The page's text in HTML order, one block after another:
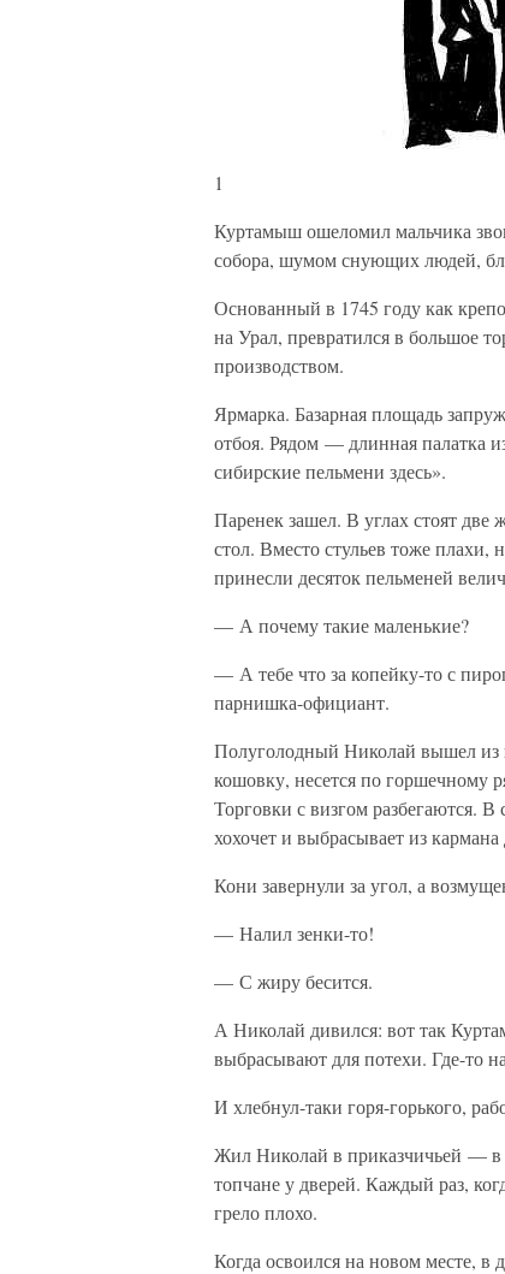
1
Куртамыш ошеломил мальчика
собора, шумом снующих людей,
Основанный в 1745 году как
на Урал, превратился в большое
производством.
Ярмарка. Базарная площадь
отбоя. Рядом — длинная палатка
сибирские пельмени здесь».
Паренек зашел. В углах стоят
стол. Вместо стульев тоже плахи,
принесли десяток пельменей
— А почему такие маленькие?
— А тебе что за копейку-то с
парнишка-официант.
Полуголодный Николай вышел из
кошовку, несется по горшечному
Торговки с визгом разбегаются.
хохочет и выбрасывает из
Кони завернули за угол, а
— Налил зенки-то!
— С жиру бесится.
А Николай дивился: вот так
выбрасывают для потехи. Где-то
И хлебнул-таки горя-горького,
Жил Николай в приказчичьей — в
топчане у дверей. Каждый раз,
грело плохо.
Когда освоился на новом месте,